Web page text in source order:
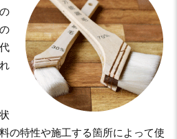
の特性や施工する箇所によって使